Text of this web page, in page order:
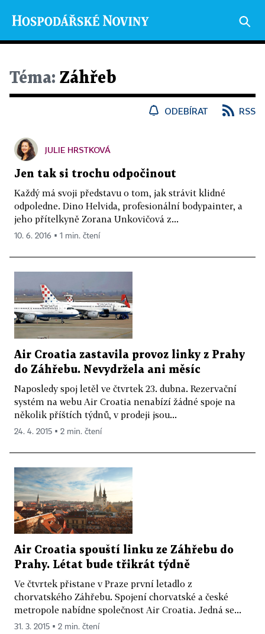
Téma: Záhřeb
ODEBÍRAT RSS
JULIE HRSTKOVÁ
Jen tak si trochu odpočinout
Každý má svoji představu o tom, jak strávit klidné
odpoledne. Dino Helvida, profesionální bodypainter, a
jeho přítelkyně Zorana Unkovičová z...
10. 6. 2016 ▪ 1 min. čtení
Air Croatia zastavila provoz linky z Prahy
do Záhřebu. Nevydržela ani měsíc
Naposledy spoj letěl ve čtvrtek 23. dubna. Rezervační
systém na webu Air Croatia nenabízí žádné spoje na
několik příštích týdnů, v prodeji jsou...
24. 4. 2015 ▪ 2 min. čtení
Air Croatia spouští linku ze Záhřebu do
Prahy. Létat bude třikrát týdně
Ve čtvrtek přistane v Praze první letadlo z
chorvatského Záhřebu. Spojení chorvatské a české
metropole nabídne společnost Air Croatia. Jedná se...
31. 3. 2015 ▪ 2 min. čtení